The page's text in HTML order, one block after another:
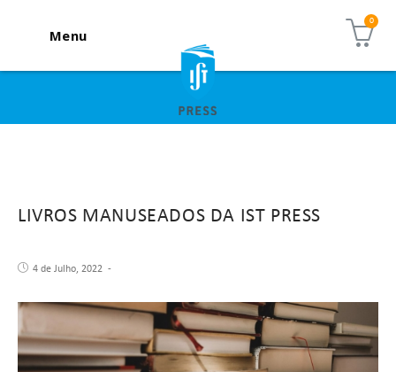
Menu
LIVROS MANUSEADOS DA IST PRESS
4 de Julho, 2022